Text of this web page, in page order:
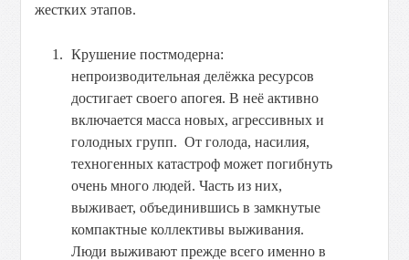
жестких этапов.
Крушение постмодерна:
непроизводительная делёжка ресурсов
достигает своего апогея. В неё активно
включается масса новых, агрессивных и
голодных групп. От голода, насилия,
техногенных катастроф может погибнуть
очень много людей. Часть из них,
выживает, объединившись в замкнутые
компактные коллективы выживания.
Люди выживают прежде всего именно в